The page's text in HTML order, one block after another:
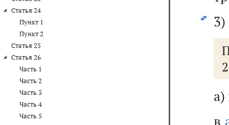
Статья 24
Пункт 1
Пункт 2
Статья 25
Статья 26
Часть 1
Часть 2
Часть 3
Часть 4
Часть 5
в